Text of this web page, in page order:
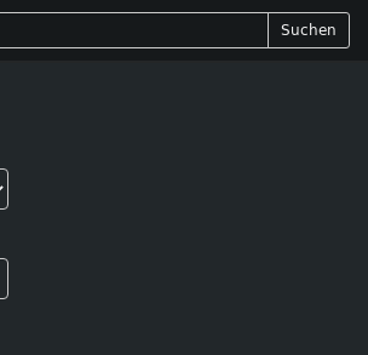
Suchen